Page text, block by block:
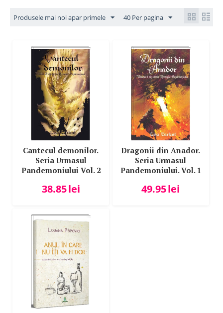
Produsele mai noi apar primele 40 Per pagina
Cantecul demonilor.
Seria Urmasul
Pandemoniului Vol. 2
38.85lei
Dragonii din Anador.
Seria Urmasul
Pandemoniului. Vol. 1
49.95lei